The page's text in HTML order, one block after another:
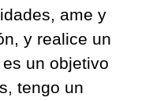
ame y
y realice un
un objetivo
tengo un